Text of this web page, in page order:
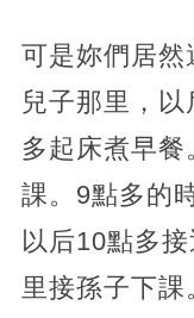
可是妳們居然
兒子那里，
多起床煮早
課。9點多的
以后10點多
里接孫子下課